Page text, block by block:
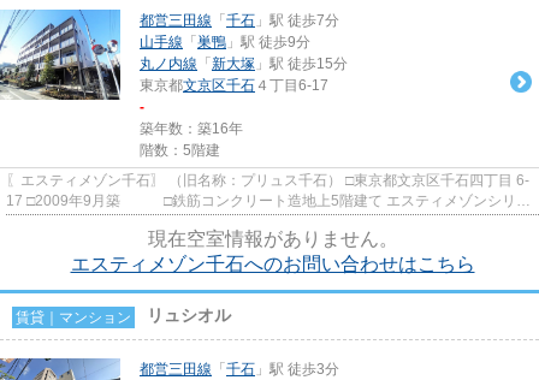
都営三田線 「 千石 」駅 徒歩7分
山手線 「 巣鴨 」駅 徒歩9分
丸ノ内線 「 新大塚 」駅 徒歩15分
東京都文京区千石 ４丁目6-17
-
築年数：築16年
階数：5階建
〖エスティメゾン千石〗 （旧名称：プリュス千石） □東京都文京区千石四丁目 6-
17 □2009年9月築 □鉄筋コンクリート造地上5階建て エスティメゾンシリー
現在空室情報がありません。
エスティメゾン千石へのお問い合わせはこちら
賃貸｜マンション リュシオル
都営三田線 「 千石 」駅 徒歩3分